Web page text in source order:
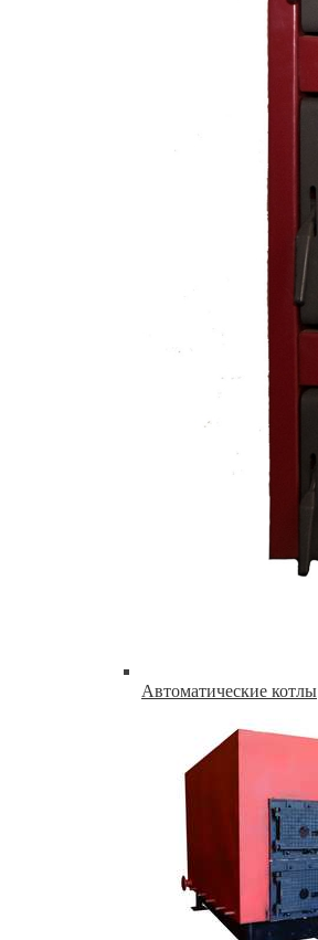
Автоматические котлы